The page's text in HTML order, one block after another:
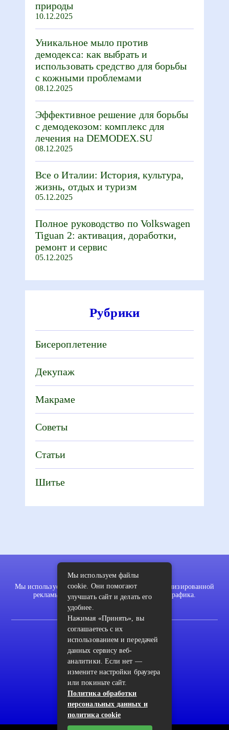
природы
10.12.2025
Уникальное мыло против
демодекса: как выбрать и
использовать средство для борьбы
с кожными проблемами
08.12.2025
Эффективное решение для борьбы
с демодекозом: комплекс для
лечения на DEMODEX.SU
08.12.2025
Все о Италии: История, культура,
жизнь, отдых и туризм
05.12.2025
Полное руководство по Volkswagen
Tiguan 2: активация, доработки,
ремонт и сервис
05.12.2025
Рубрики
Бисероплетение
Декупаж
Макраме
Советы
Статьи
Шитье
Мы используем файлы cookie для показа персонализированной
рекламы и/или контента и анализа нашего трафика.
Карта сайта
Пользовательское соглашение
Архив
Мы используем файлы
cookie. Они помогают
улучшать сайт и делать его
удобнее.
Нажимая «Принять», вы
соглашаетесь с их
использованием и передачей
данных сервису веб-
аналитики. Если нет —
измените настройки браузера
или покиньте сайт.
Политика обработки
персональных данных и
политика cookie